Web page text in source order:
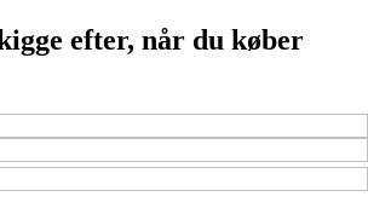
efter, når du køber